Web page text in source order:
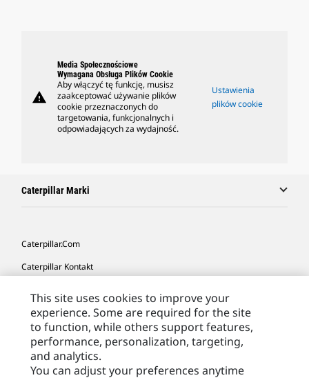
warning
Media Społecznościowe
Wymagana Obsługa Plików Cookie
Aby włączyć tę funkcję, musisz
zaakceptować używanie plików
cookie przeznaczonych do
targetowania, funkcjonalnych i
odpowiadających za wydajność.
Ustawienia
plików cookie
Caterpillar Marki
Caterpillar.com
Caterpillar Kontakt
Moje Preferencje Marketingowe
Site Map
Cookie Settings
This site uses cookies to improve your
experience. Some are required for the site
to function, while others support features,
performance, personalization, targeting,
and analytics.
You can adjust your preferences anytime